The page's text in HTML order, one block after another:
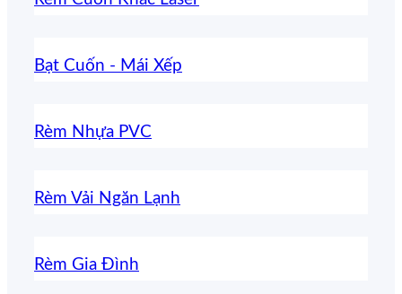
Bạt Cuốn - Mái Xếp
Rèm Nhựa PVC
Rèm Vải Ngăn Lạnh
Rèm Gia Đình